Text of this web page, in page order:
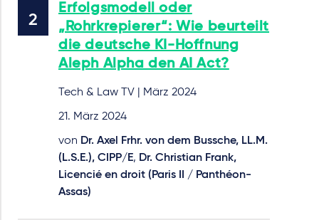
Erfolgsmodell oder
„Rohrkrepierer“: Wie beurteilt
die deutsche KI-Hoffnung
Aleph Alpha den AI Act?
Tech & Law TV | März 2024
21. März 2024
von Dr. Axel Frhr. von dem Bussche, LL.M.
(L.S.E.), CIPP/E, Dr. Christian Frank,
Licencié en droit (Paris II / Panthéon-
Assas)